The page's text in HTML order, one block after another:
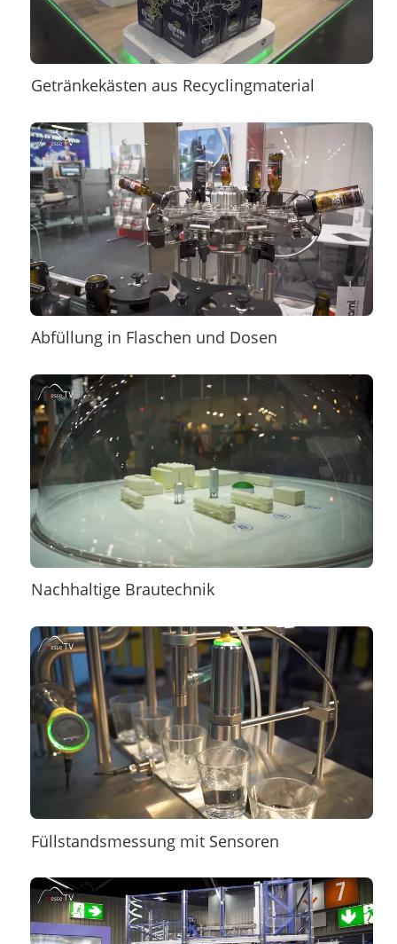
Getränkekästen aus Recyclingmaterial
Abfüllung in Flaschen und Dosen
Nachhaltige Brautechnik
Füllstandsmessung mit Sensoren